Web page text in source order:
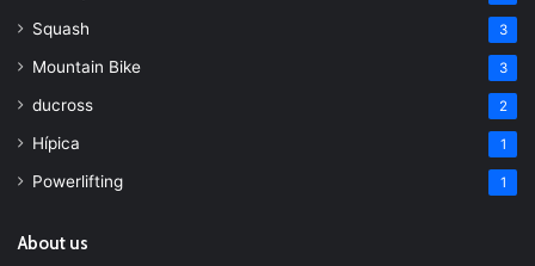
Squash 3
Mountain Bike 3
ducross 2
Hípica 1
Powerlifting 1
About us